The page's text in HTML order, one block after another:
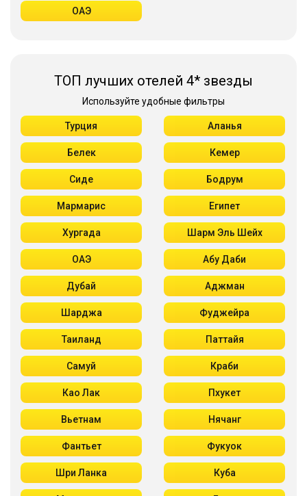
ОАЭ
ТОП лучших отелей 4* звезды
Используйте удобные фильтры
Турция Аланья
Белек Кемер
Сиде Бодрум
Мармарис Египет
Хургада Шарм Эль Шейх
ОАЭ Абу Даби
Дубай Аджман
Шарджа Фуджейра
Таиланд Паттайя
Самуй Краби
Као Лак Пхукет
Вьетнам Нячанг
Фантьет Фукуок
Шри Ланка Куба